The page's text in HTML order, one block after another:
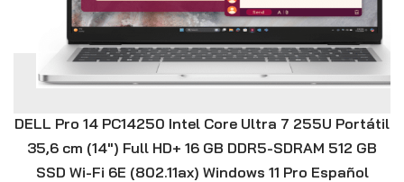
DELL Pro 14 PC14250 Intel Core Ultra 7 255U Portátil
35,6 cm (14″) Full HD+ 16 GB DDR5-SDRAM 512 GB
SSD Wi-Fi 6E (802.11ax) Windows 11 Pro Español